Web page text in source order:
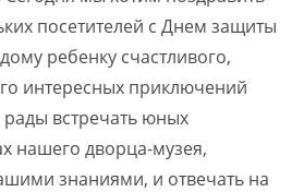
посетителей с Днем защиты
ребенку счастливого,
интересных приключений
рады встречать юных
нашего дворца-музея,
знаниями, и отвечать на